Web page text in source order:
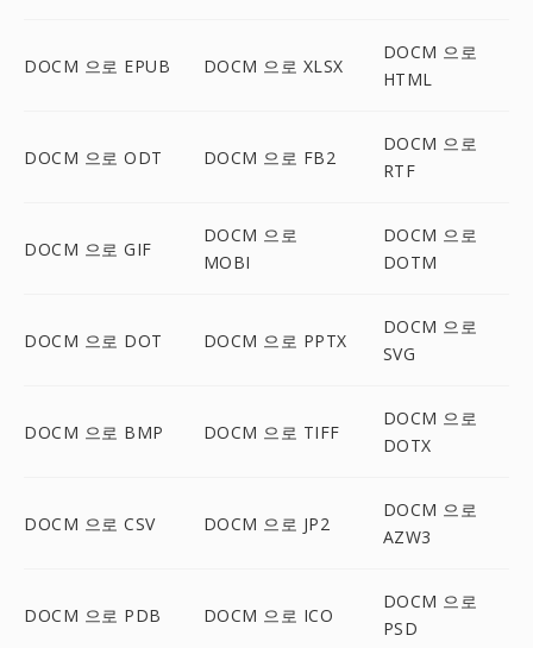
DOCM 으로 EPUB DOCM 으로 XLSX
DOCM 으로
HTML
DOCM 으로 ODT DOCM 으로 FB2
DOCM 으로
RTF
DOCM 으로 GIF
DOCM 으로
MOBI
DOCM 으로
DOTM
DOCM 으로 DOT DOCM 으로 PPTX
DOCM 으로
SVG
DOCM 으로 BMP DOCM 으로 TIFF
DOCM 으로
DOTX
DOCM 으로 CSV DOCM 으로 JP2
DOCM 으로
AZW3
DOCM 으로 PDB DOCM 으로 ICO
DOCM 으로
PSD